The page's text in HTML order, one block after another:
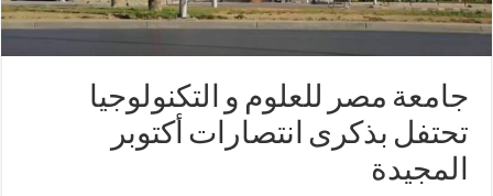
جامعة مصر للعلوم و التكنولوجيا
تحتفل بذكرى انتصارات أكتوبر
المجيدة